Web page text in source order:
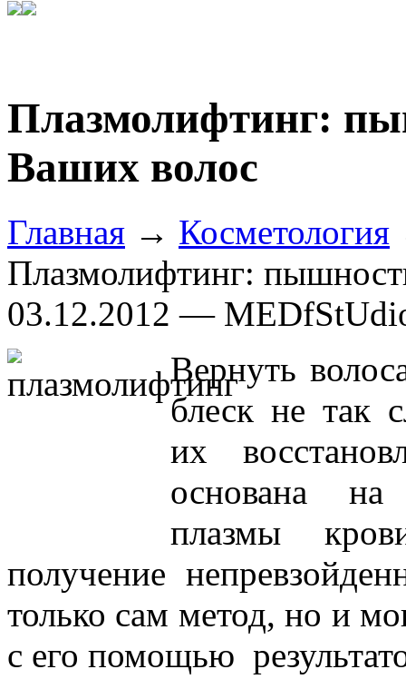
Плазмолифтинг:
Ваших волос
Главная → Косметология
Плазмолифтинг:
03.12.2012 —
Вернуть
блеск не так
их
основана на
плазмы
получение
только сам метод, но и
с его помощью